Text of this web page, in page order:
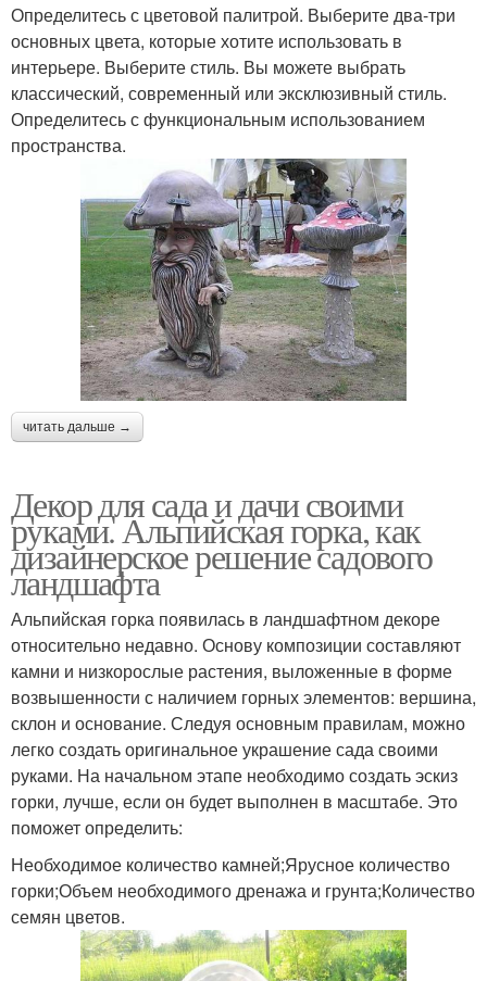
Определитесь с цветовой палитрой. Выберите два-три
основных цвета, которые хотите использовать в
интерьере. Выберите стиль. Вы можете выбрать
классический, современный или эксклюзивный стиль.
Определитесь с функциональным использованием
пространства.
читать дальше →
Декор для сада и дачи своими
руками. Альпийская горка, как
дизайнерское решение садового
ландшафта
Альпийская горка появилась в ландшафтном декоре
относительно недавно. Основу композиции составляют
камни и низкорослые растения, выложенные в форме
возвышенности с наличием горных элементов: вершина,
склон и основание. Следуя основным правилам, можно
легко создать оригинальное украшение сада своими
руками. На начальном этапе необходимо создать эскиз
горки, лучше, если он будет выполнен в масштабе. Это
поможет определить:
Необходимое количество камней;Ярусное количество
горки;Объем необходимого дренажа и грунта;Количество
семян цветов.